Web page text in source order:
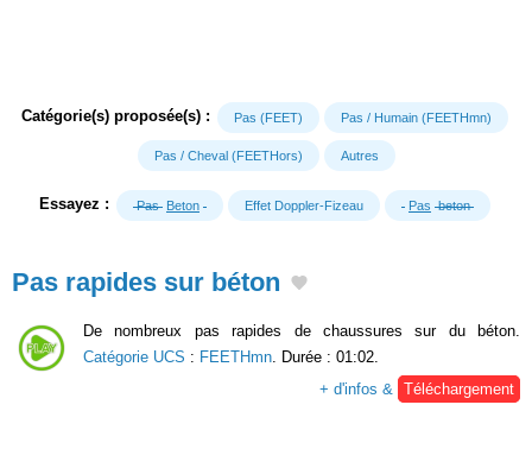
Catégorie(s) proposée(s) : Pas (FEET) Pas / Humain (FEETHmn)
Pas / Cheval (FEETHors) Autres
Essayez : Pas Beton Effet Doppler-Fizeau Pas beton
Pas rapides sur béton
De nombreux pas rapides de chaussures sur du béton.
Catégorie UCS : FEETHmn . Durée : 01:02.
+ d'infos &
Téléchargement